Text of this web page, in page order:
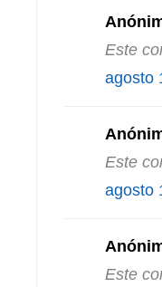
Este
agosto
Este
agosto
Este